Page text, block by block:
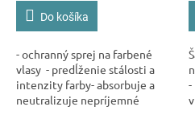
Do košíka
- ochranný sprej na farbené
vlasy - predĺženie stálosti a
intenzity farby- absorbuje a
neutralizuje nepríjemné
-